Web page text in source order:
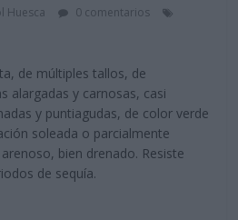
Huesca
0 comentarios
de múltiples tallos, de
alargadas y carnosas, casi
y puntiagudas, de color verde
soleada o parcialmente
bien drenado. Resiste
de sequía.